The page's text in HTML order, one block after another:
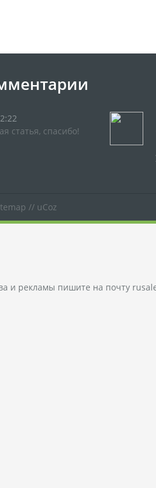
статья, спасибо!
// uCoz
и рекламы пишите на почту